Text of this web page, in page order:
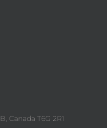
Canada T6G 2R1